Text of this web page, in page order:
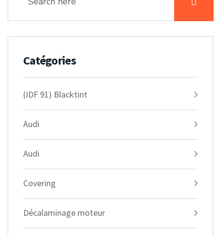
Catégories
(IDF 91) Blacktint
Audi
Audi
Covering
Décalaminage moteur